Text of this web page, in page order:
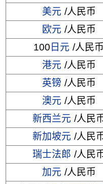
美元 /人民币
欧元 /人民币
100 日元 /人民币
港元 /人民币
英镑 /人民币
澳元 /人民币
新西兰元 /人民
新加坡元 /人民
瑞士法郎 /人民
加元 /人民币